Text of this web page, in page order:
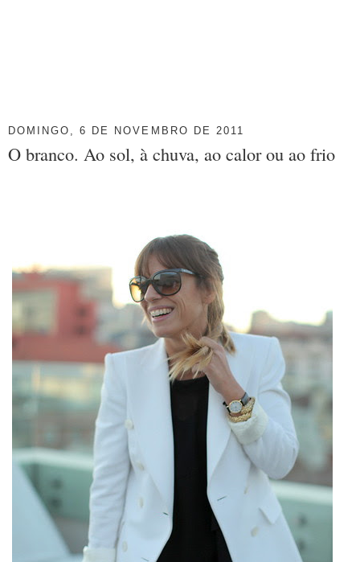
DOMINGO, 6 DE NOVEMBRO DE 2011
O branco. Ao sol, à chuva, ao calor ou ao frio